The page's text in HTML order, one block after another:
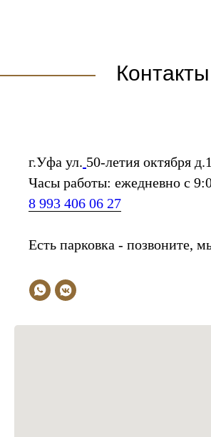
Контакты
г.Уфа ул. 50-летия октября
Часы работы: ежедневно с
8 993 406 06 27
Есть парковка - позвоните,